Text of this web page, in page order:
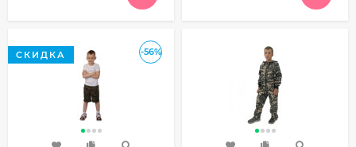
-56%
СКИДКА